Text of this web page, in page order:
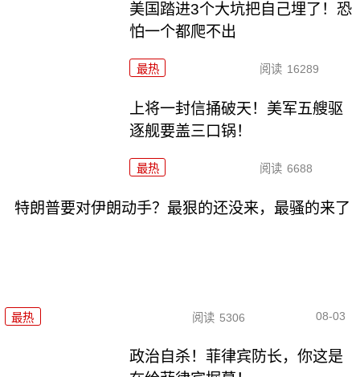
美国踏进3个大坑把自己埋了！恐
怕一个都爬不出
最热 阅读 16289
上将一封信捅破天！美军五艘驱
逐舰要盖三口锅！
最热 阅读 6688
特朗普要对伊朗动手？最狠的还没来，最骚的来了
最热 阅读 5306 08-03
政治自杀！菲律宾防长，你这是